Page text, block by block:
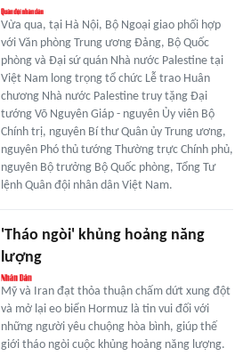
Vừa qua, tại Hà Nội, Bộ Ngoại giao phối hợp
với Văn phòng Trung ương Đảng, Bộ Quốc
phòng và Đại sứ quán Nhà nước Palestine tại
Việt Nam long trọng tổ chức Lễ trao Huân
chương Nhà nước Palestine truy tặng Đại
tướng Võ Nguyên Giáp - nguyên Ủy viên Bộ
Chính trị, nguyên Bí thư Quân ủy Trung ương,
nguyên Phó thủ tướng Thường trực Chính phủ,
nguyên Bộ trưởng Bộ Quốc phòng, Tổng Tư
lệnh Quân đội nhân dân Việt Nam.
'Tháo ngòi' khủng hoảng năng
lượng
Mỹ và Iran đạt thỏa thuận chấm dứt xung đột
và mở lại eo biển Hormuz là tin vui đối với
những người yêu chuộng hòa bình, giúp thế
giới tháo ngòi cuộc khủng hoảng năng lượng.